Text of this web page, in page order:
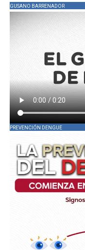
GUSANO BARRENADOR
PREVENCIÓN DENGUE